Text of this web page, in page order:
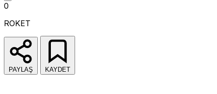
0
ROKET
PAYLAŞ KAYDET